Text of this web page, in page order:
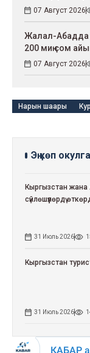
07 Август 2026
Жалал-Абадда
200 миң сом
07 Август 2026
Нарын шаары
Эң көп
Кыргызстан жана
сүйлөшүүлөрдү
31 Июль 2026
Кыргызстан
31 Июль 2026